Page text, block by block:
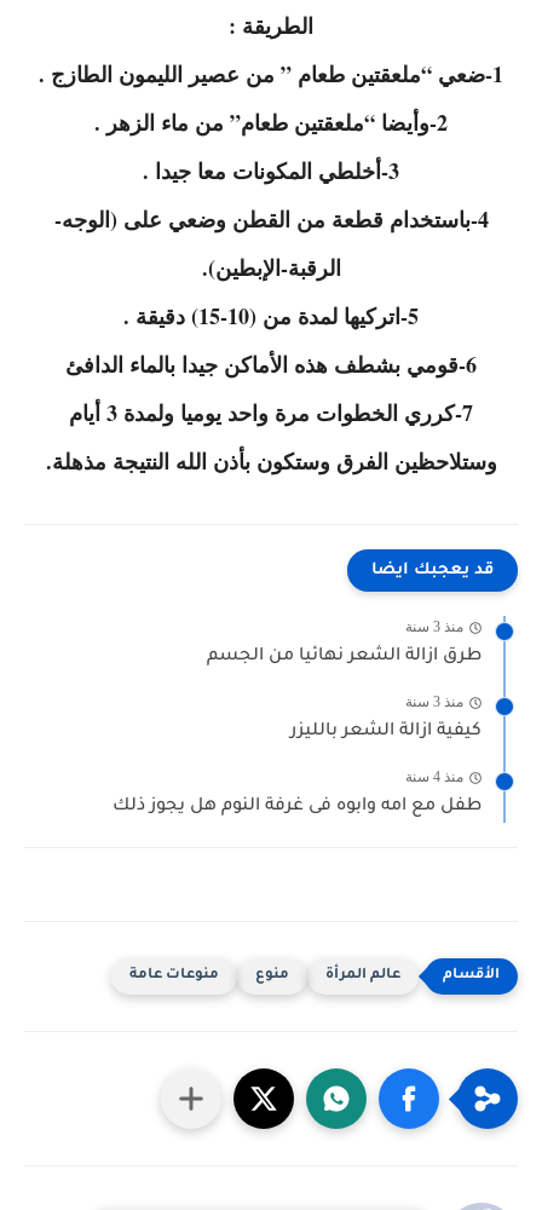
الطريقة :
1-ضعي “ملعقتين طعام ” من عصير الليمون الطازج .
2-وأيضا “ملعقتين طعام” من ماء الزهر .
3-أخلطي المكونات معا جيدا .
4-باستخدام قطعة من القطن وضعي على (الوجه-
الرقبة-الإبطين).
5-اتركيها لمدة من (10-15) دقيقة .
6-قومي بشطف هذه الأماكن جيدا بالماء الدافئ
7-كرري الخطوات مرة واحد يوميا ولمدة 3 أيام
وستلاحظين الفرق وستكون بأذن الله النتيجة مذهلة.
قد يعجبك ايضا
منذ 3 سنة
طرق ازالة الشعر نهائيا من الجسم
منذ 3 سنة
كيفية ازالة الشعر بالليزر
منذ 4 سنة
طفل مع امه وابوه فى غرفة النوم هل يجوز ذلك
عالم المرأة منوع منوعات عامة